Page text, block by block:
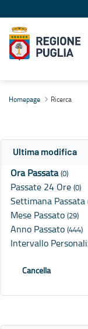
Homepage Ricerca
Ultima modifica
Ora Passata(0)
Passate 24 Ore (0)
Settimana Passata
Mese Passato (29)
Anno Passato (444)
Intervallo
Cancella